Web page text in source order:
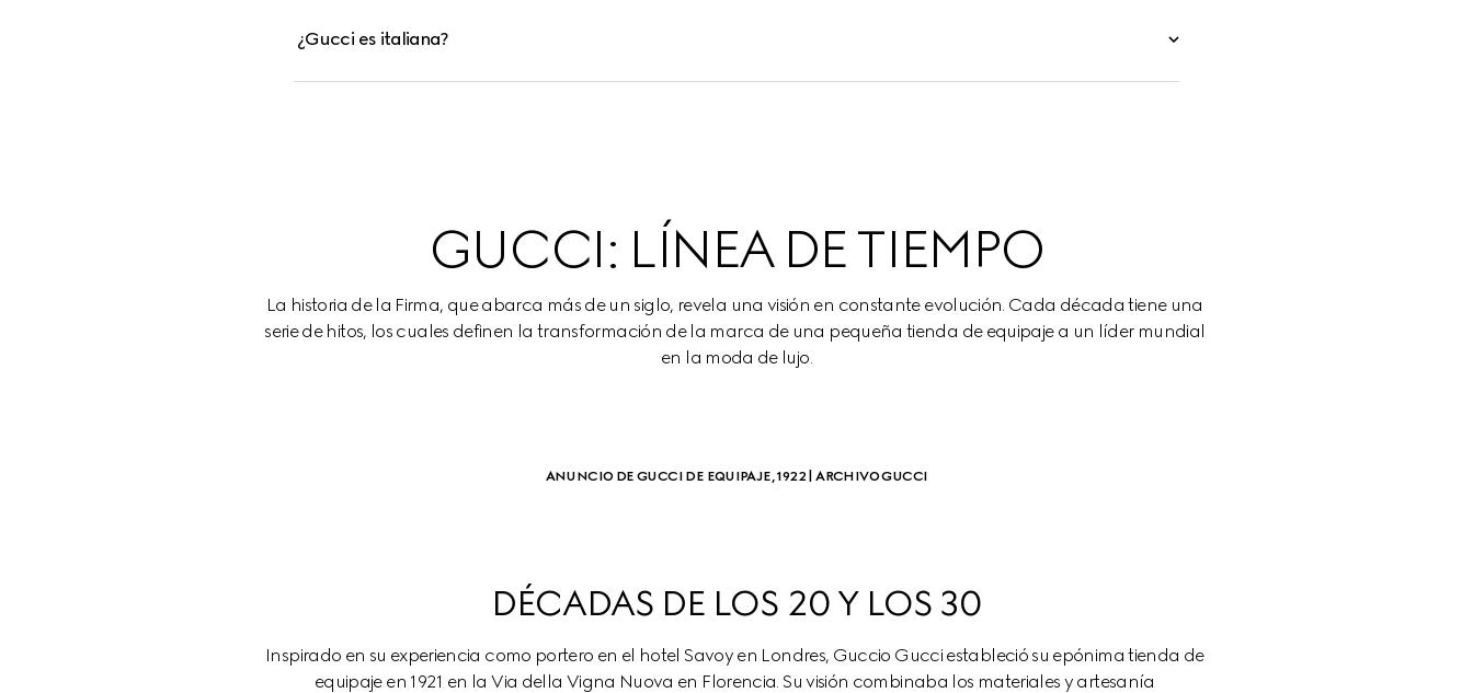
¿Gucci es italiana?
GUCCI: LÍNEA DE TIEMPO
La historia de la Firma, que abarca más de un siglo, revela una visión en constante evolución. Cada década tiene una
serie de hitos, los cuales definen la transformación de la marca de una pequeña tienda de equipaje a un líder mundial
en la moda de lujo.
ANUNCIO DE GUCCI DE EQUIPAJE, 1922 | ARCHIVO GUCCI
DÉCADAS DE LOS 20 Y LOS 30
Inspirado en su experiencia como portero en el hotel Savoy en Londres, Guccio Gucci estableció su epónima tienda de
equipaje en 1921 en la Via della Vigna Nuova en Florencia. Su visión combinaba los materiales y artesanía